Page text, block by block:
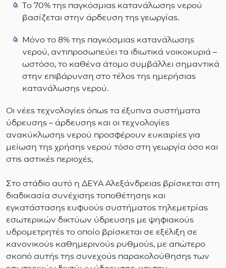
Tο 70% της παγκόσμιας κατανάλωσης νερού
βασίζεται στην άρδευση της γεωργίας.
Μόνο το 8% της παγκόσμιας κατανάλωσης
νερού, αντιπροσωπεύει τα ιδιωτικά νοικοκυριά –
ωστόσο, το καθένα άτομο συμβάλλει σημαντικά
στην επιβάρυνση στο τέλος της ημερήσιας
κατανάλωσης νερού.
Οι νέες τεχνολογίες όπως τα έξυπνα συστήματα
ύδρευσης – άρδευσης και οι τεχνολογίες
ανακύκλωσης νερού προσφέρουν ευκαιρίες για
μείωση της χρήσης νερού τόσο στη γεωργία όσο και
στις αστικές περιοχές,
Στο στάδιο αυτό η ΔΕΥΑ Αλεξάνδρειας βρίσκεται στη
διαδικασία συνέχισης τοποθέτησης και
εγκατάστασης ευφυούς συστήματος τηλεμετρίας
εσωτερικών δικτύων ύδρευσης με ψηφιακούς
υδρομετρητές το οποίο βρίσκεται σε εξέλιξη σε
κανονικούς καθημερινούς ρυθμούς, με απώτερο
σκοπό αυτής της συνεχούς παρακολούθησης των